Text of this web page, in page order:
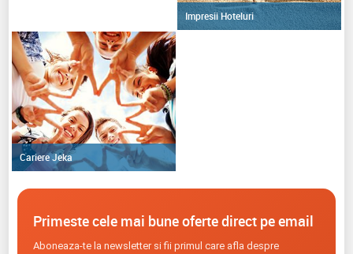
Impresii Hoteluri
Cariere Jeka
Primeste cele mai bune oferte direct pe email
Aboneaza-te la newsletter si fii primul care afla despre